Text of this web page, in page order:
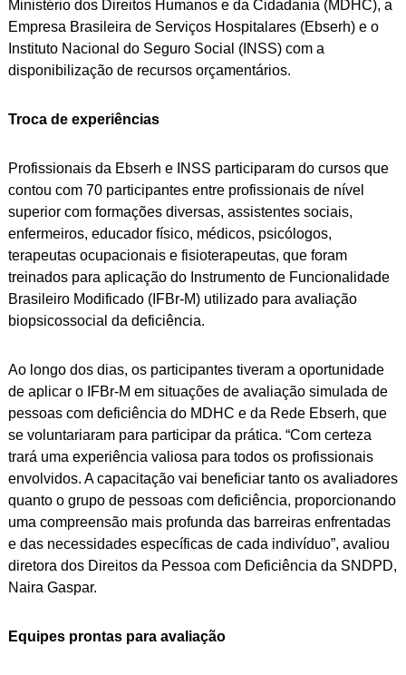
Ministério dos Direitos Humanos e da Cidadania (MDHC), a
Empresa Brasileira de Serviços Hospitalares (Ebserh) e o
Instituto Nacional do Seguro Social (INSS) com a
disponibilização de recursos orçamentários.
Troca de experiências
Profissionais da Ebserh e INSS participaram do cursos que
contou com 70 participantes entre profissionais de nível
superior com formações diversas, assistentes sociais,
enfermeiros, educador físico, médicos, psicólogos,
terapeutas ocupacionais e fisioterapeutas, que foram
treinados para aplicação do Instrumento de Funcionalidade
Brasileiro Modificado (IFBr-M) utilizado para avaliação
biopsicossocial da deficiência.
Ao longo dos dias, os participantes tiveram a oportunidade
de aplicar o IFBr-M em situações de avaliação simulada de
pessoas com deficiência do MDHC e da Rede Ebserh, que
se voluntariaram para participar da prática. “Com certeza
trará uma experiência valiosa para todos os profissionais
envolvidos. A capacitação vai beneficiar tanto os avaliadores
quanto o grupo de pessoas com deficiência, proporcionando
uma compreensão mais profunda das barreiras enfrentadas
e das necessidades específicas de cada indivíduo”, avaliou
diretora dos Direitos da Pessoa com Deficiência da SNDPD,
Naira Gaspar.
Equipes prontas para avaliação